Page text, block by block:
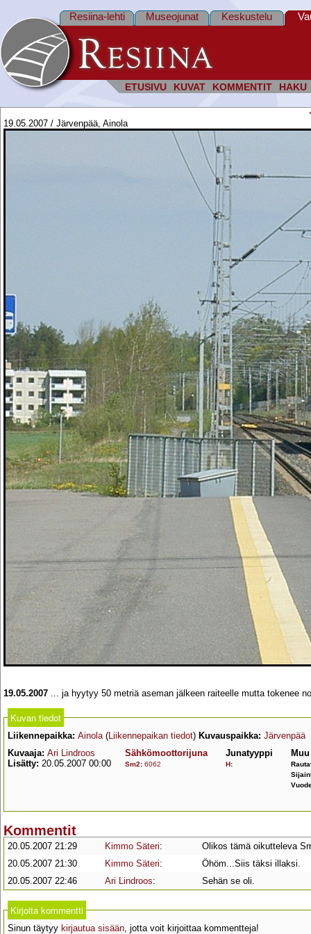
ETUSIVU KUVAT KOMMENTIT HAKU
Resiina-lehti Museojunat Keskustelu
19.05.2007 / Järvenpää, Ainola
19.05.2007 ... ja hyytyy 50 metriä aseman jälkeen raiteelle mutta tokenee
Kuvan tiedot
Liikennepaikka: Ainola(Liikennepaikan tiedot) Kuvauspaikka: Järvenpää
Kuvaaja: Ari Lindroos
Lisätty: 20.05.2007 00:00
Sähkömoottorijuna
Sm2: 6062
Junatyyppi
H:
Kommentit
20.05.2007 21:29 Kimmo Säteri:
Olikos tämä oikutteleva
20.05.2007 21:30
Kimmo Säteri:
Öhöm...Siis täksi illaksi.
20.05.2007 22:46
Ari Lindroos: Sehän se oli.
Kirjoita kommentti
Sinun täytyy kirjautua sisään, jotta voit kirjoittaa kommentteja!